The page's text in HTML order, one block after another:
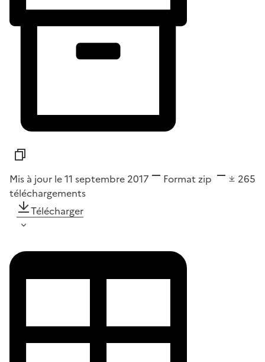
Mis à jour le 11 septembre 2017 Format zip
265
téléchargements
Télécharger